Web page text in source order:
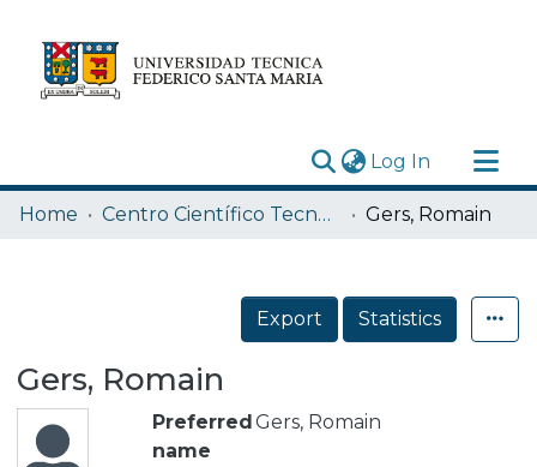
Log In (current)
Research Outputs
Home Centro Científico Tecnológico de Valparaíso CCTVAL USM Gers, Romain
Export Statistics
Gers, Romain
Preferred
name
Gers, Romain